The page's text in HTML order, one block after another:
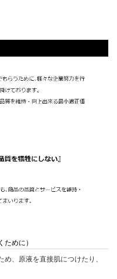
めに）
、原液を直接肌につけたり、